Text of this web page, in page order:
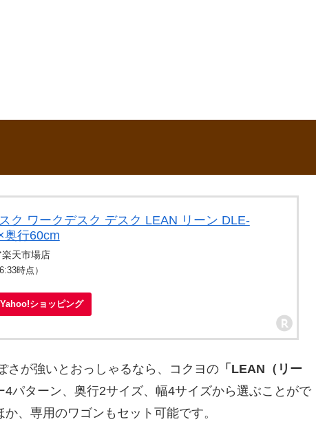
ク ワークデスク デスク LEAN リーン DLE-
奥行60cm
天市場店
時点）
Yahoo!ショッピング
さが強いとおっしゃるなら、コクヨの 「LEAN（リー
パターン、奥行2サイズ、幅4サイズから選ぶことがで
、専用のワゴンもセット可能です。